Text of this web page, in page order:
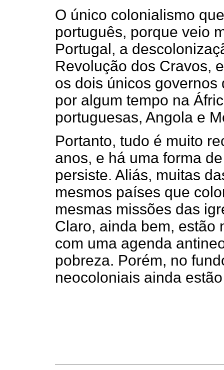
O único colonialismo
português, porque veio
Portugal, a
Revolução dos Cravos,
os dois únicos
por algum tempo na
portuguesas, Angola e
Portanto, tudo é muito
anos, e há uma forma
persiste. Aliás, muitas
mesmos países que
mesmas missões das
Claro, ainda bem, estão
com uma agenda
pobreza. Porém, no
neocoloniais ainda